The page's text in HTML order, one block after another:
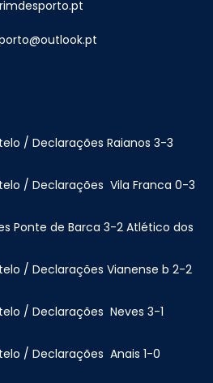
/ Declarações Raianos 3-3
/ Declarações Vila Franca 0-3
Ponte de Barca 3-2 Atlético dos
/ Declarações Vianense b 2-2
/ Declarações Neves 3-1
/ Declarações Anais 1-0